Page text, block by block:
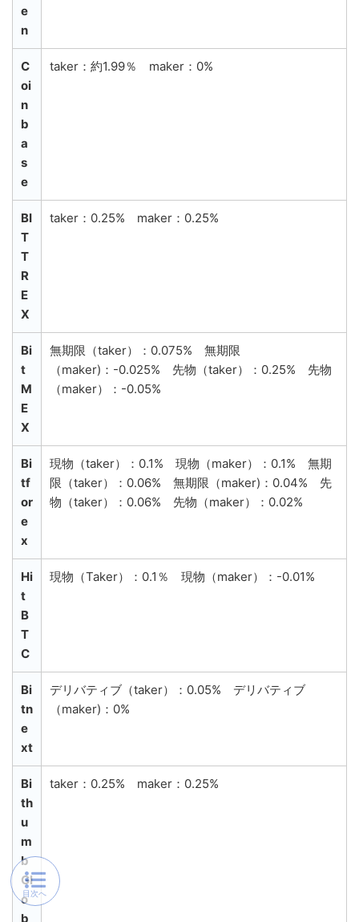
e
n
C
oi
n
b
a
s
e
taker：約1.99％ maker：0%
BI
T
T
R
E
X
taker：0.25% maker：0.25%
Bi
t
M
E
X
無期限（taker）：0.075% 無期限
（maker)：-0.025% 先物（taker）：0.25% 先物
（maker）：-0.05%
Bi
tf
or
e
x
現物（taker）：0.1% 現物（maker）：0.1% 無期
限（taker）：0.06% 無期限（maker)：0.04% 先
物（taker）：0.06% 先物（maker）：0.02%
Hi
t
B
T
C
現物（Taker）：0.1％ 現物（maker）：-0.01%
Bi
tn
e
xt
デリバティブ（taker）：0.05% デリバティブ
（maker)：0%
Bi
th
u
m
b
Gl
o
b
taker：0.25% maker：0.25%